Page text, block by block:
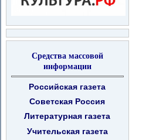
Средства массовой
информации
Российская газета
Советская Россия
Литературная газета
Учительская газета